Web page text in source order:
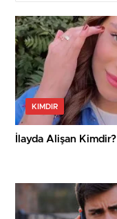
KIMDIR
İlayda Alişan Kimdir?